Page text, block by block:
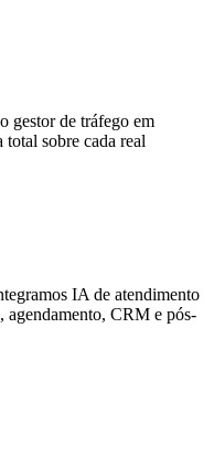
gestor de tráfego em
sobre cada real
IA de atendimento
CRM e pós-